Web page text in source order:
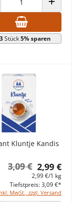
VERRINGERN ANZAHL
3Stück5% sparen
Kluntje Kandis
2,99 €
3,09 €
2,99 €/1 kg
MwSt., zzgl. Versand
Tiefstpreis: 3,09 €*